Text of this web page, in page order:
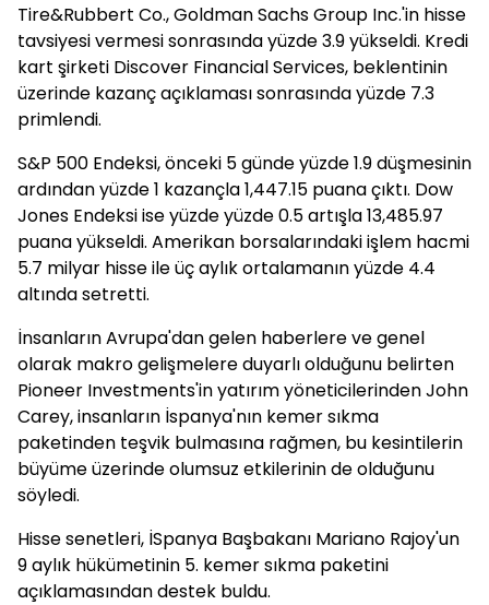
Tire&Rubbert Co., Goldman Sachs Group Inc.'in hisse
tavsiyesi vermesi sonrasında yüzde 3.9 yükseldi. Kredi
kart şirketi Discover Financial Services, beklentinin
üzerinde kazanç açıklaması sonrasında yüzde 7.3
primlendi.
S&P 500 Endeksi, önceki 5 günde yüzde 1.9 düşmesinin
ardından yüzde 1 kazançla 1,447.15 puana çıktı. Dow
Jones Endeksi ise yüzde yüzde 0.5 artışla 13,485.97
puana yükseldi. Amerikan borsalarındaki işlem hacmi
5.7 milyar hisse ile üç aylık ortalamanın yüzde 4.4
altında setretti.
İnsanların Avrupa'dan gelen haberlere ve genel
olarak makro gelişmelere duyarlı olduğunu belirten
Pioneer Investments'in yatırım yöneticilerinden John
Carey, insanların İspanya'nın kemer sıkma
paketinden teşvik bulmasına rağmen, bu kesintilerin
büyüme üzerinde olumsuz etkilerinin de olduğunu
söyledi.
Hisse senetleri, İSpanya Başbakanı Mariano Rajoy'un
9 aylık hükümetinin 5. kemer sıkma paketini
açıklamasından destek buldu.